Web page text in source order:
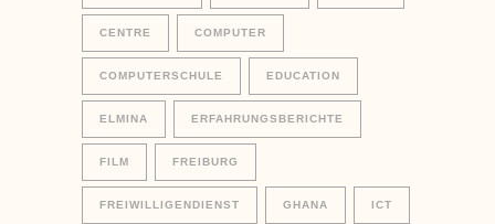
CENTRE COMPUTER
COMPUTERSCHULE EDUCATION
ELMINA ERFAHRUNGSBERICHTE
FILM FREIBURG
FREIWILLIGENDIENST GHANA ICT